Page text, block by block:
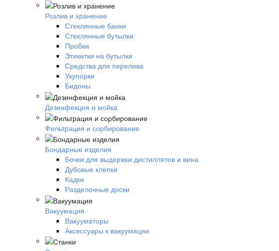
Розлив и хранение
Стеклянные банки
Стеклянные бутылки
Пробки
Этикетки на бутылки
Средства для перелива
Укупорки
Бидоны
Дезинфекция и мойка
Фильтрация и сорбирование
Бондарные изделия
Бочки для выдержки дистиллятов и вина
Дубовые клепки
Кадки
Разделочные доски
Вакуумация
Вакууматоры
Аксессуары к вакуумации